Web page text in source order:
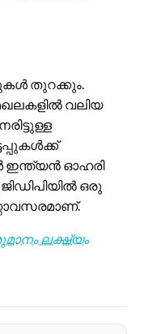
തുറക്കും.
വലിയ
ഇന്ത്യൻ ഓഹരി
ഒരു
ലക്ഷ്യം